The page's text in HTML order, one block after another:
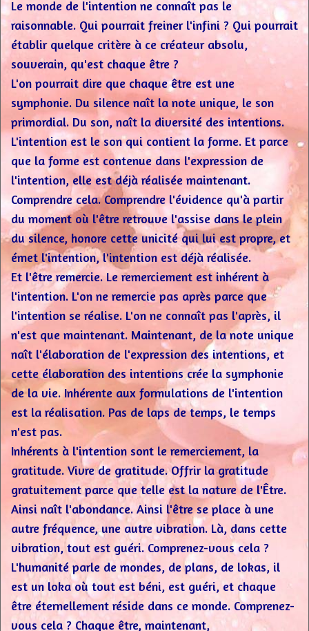
Le monde de l'intention ne connaît pas le
raisonnable. Qui pourrait freiner l'infini ? Qui pourrait
établir quelque critère à ce créateur absolu,
souverain, qu'est chaque être ?
L'on pourrait dire que chaque être est une
symphonie. Du silence naît la note unique, le son
primordial. Du son, naît la diversité des intentions.
L'intention est le son qui contient la forme. Et parce
que la forme est contenue dans l'expression de
l'intention, elle est déjà réalisée maintenant.
Comprendre cela. Comprendre l'évidence qu'à partir
du moment où l'être retrouve l'assise dans le plein
du silence, honore cette unicité qui lui est propre, et
émet l'intention, l'intention est déjà réalisée.
Et l'être remercie. Le remerciement est inhérent à
l'intention. L'on ne remercie pas après parce que
l'intention se réalise. L'on ne connaît pas l'après, il
n'est que maintenant. Maintenant, de la note unique
naît l'élaboration de l'expression des intentions, et
cette élaboration des intentions crée la symphonie
de la vie. Inhérente aux formulations de l'intention
est la réalisation. Pas de laps de temps, le temps
n'est pas.
Inhérents à l'intention sont le remerciement, la
gratitude. Vivre de gratitude. Offrir la gratitude
gratuitement parce que telle est la nature de l'Être.
Ainsi naît l'abondance. Ainsi l'être se place à une
autre fréquence, une autre vibration. Là, dans cette
vibration, tout est guéri. Comprenez-vous cela ?
L'humanité parle de mondes, de plans, de lokas, il
est un loka où tout est béni, est guéri, et chaque
être éternellement réside dans ce monde. Comprenez-
vous cela ? Chaque être, maintenant,